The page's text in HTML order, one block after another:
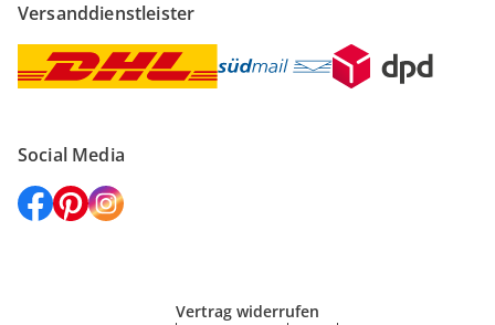
Versanddienstleister
Social Media
Vertrag widerrufen